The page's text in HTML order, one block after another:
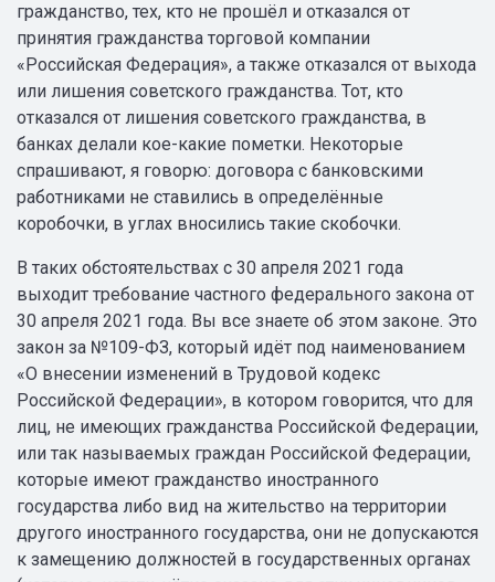
гражданство, тех, кто не прошёл и отказался от
принятия гражданства торговой компании
«Российская Федерация», а также отказался от выхода
или лишения советского гражданства. Тот, кто
отказался от лишения советского гражданства, в
банках делали кое-какие пометки. Некоторые
спрашивают, я говорю: договора с банковскими
работниками не ставились в определённые
коробочки, в углах вносились такие скобочки.
В таких обстоятельствах с 30 апреля 2021 года
выходит требование частного федерального закона от
30 апреля 2021 года. Вы все знаете об этом законе. Это
закон за №109-ФЗ, который идёт под наименованием
«О внесении изменений в Трудовой кодекс
Российской Федерации», в котором говорится, что для
лиц, не имеющих гражданства Российской Федерации,
или так называемых граждан Российской Федерации,
которые имеют гражданство иностранного
государства либо вид на жительство на территории
другого иностранного государства, они не допускаются
к замещению должностей в государственных органах